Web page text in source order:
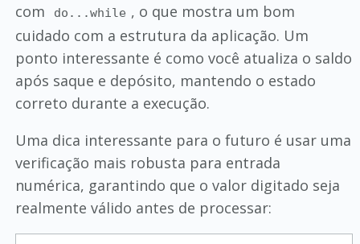
com
do...while , o que mostra um bom
cuidado com a estrutura da aplicação. Um
ponto interessante é como você atualiza o saldo
após saque e depósito, mantendo o estado
correto durante a execução.
Uma dica interessante para o futuro é usar uma
verificação mais robusta para entrada
numérica, garantindo que o valor digitado seja
realmente válido antes de processar: